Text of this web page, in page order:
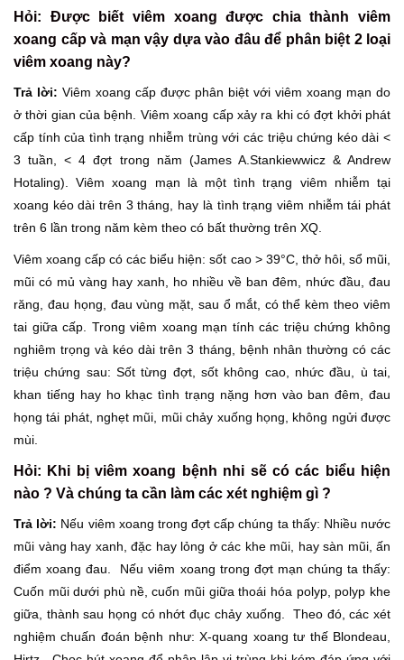
Hỏi: Được biết viêm xoang được chia thành viêm
xoang cấp và mạn vậy dựa vào đâu để phân biệt 2 loại
viêm xoang này?
Trả lời: Viêm xoang cấp được phân biệt với viêm xoang mạn do
ở thời gian của bệnh. Viêm xoang cấp xảy ra khi có đợt khởi phát
cấp tính của tình trạng nhiễm trùng với các triệu chứng kéo dài <
3 tuần, < 4 đợt trong năm (James A.Stankiewwicz & Andrew
Hotaling). Viêm xoang mạn là một tình trạng viêm nhiễm tại
xoang kéo dài trên 3 tháng, hay là tình trạng viêm nhiễm tái phát
trên 6 lần trong năm kèm theo có bất thường trên XQ.
Viêm xoang cấp có các biểu hiện: sốt cao > 39°C, thở hôi, sổ mũi,
mũi có mủ vàng hay xanh, ho nhiều về ban đêm, nhức đầu, đau
răng, đau họng, đau vùng mặt, sau ổ mắt, có thể kèm theo viêm
tai giữa cấp. Trong viêm xoang mạn tính các triệu chứng không
nghiêm trọng và kéo dài trên 3 tháng, bệnh nhân thường có các
triệu chứng sau: Sốt từng đợt, sốt không cao, nhức đầu, ù tai,
khan tiếng hay ho khạc tình trạng nặng hơn vào ban đêm, đau
họng tái phát, nghẹt mũi, mũi chảy xuống họng, không ngửi được
mùi.
Hỏi: Khi bị viêm xoang bệnh nhi sẽ có các biểu hiện
nào ? Và chúng ta cần làm các xét nghiệm gì ?
Trả lời: Nếu viêm xoang trong đợt cấp chúng ta thấy: Nhiều nước
mũi vàng hay xanh, đặc hay lỏng ở các khe mũi, hay sàn mũi, ấn
điểm xoang đau.
Nếu viêm xoang trong đợt mạn chúng ta thấy:
Cuốn mũi dưới phù nề, cuốn mũi giữa thoái hóa polyp, polyp khe
giữa, thành sau họng có nhớt đục chảy xuống. Theo đó, các xét
nghiệm chuấn đoán bệnh như: X-quang xoang tư thế Blondeau,